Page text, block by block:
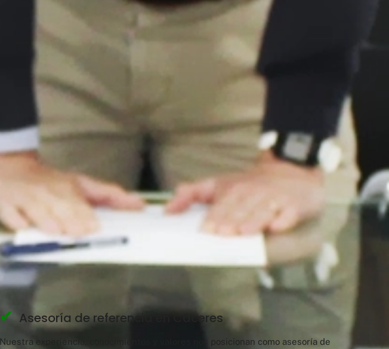
✔ Asesoría de referencia en Cáceres
Nuestra experiencia, conocimientos y valores nos posicionan como asesoría de